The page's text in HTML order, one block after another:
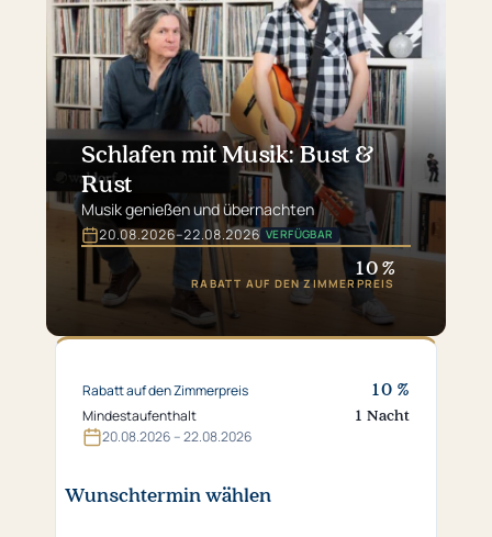
Schlafen mit Musik: Bust &
Rust
Musik genießen und übernachten
20.​08.​2026–22.​08.​2026
Gültig
vom
20.​
08.​
bis
2026
VERFÜGBAR
10 %
RABATT AUF DEN ZIMMERPREIS
Rabatt auf den Zimmerpreis 10 %
Mindestaufenthalt
1 Nacht
20.​08.​2026 – 22.​08.​2026
Wunschtermin wählen